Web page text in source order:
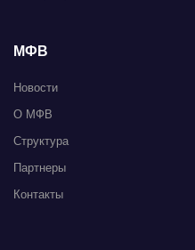
МФВ
Новости
О МФВ
Структура
Партнеры
Контакты